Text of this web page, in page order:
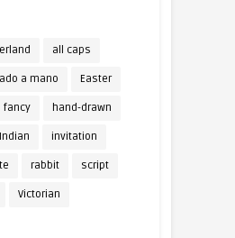
all caps
a mano Easter
fancy hand-drawn
Indian invitation
rabbit script
Victorian